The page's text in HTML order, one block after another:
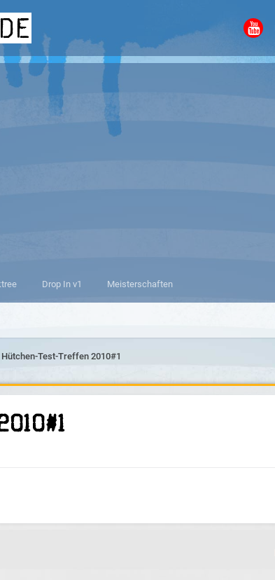
Drop In v1 Meisterschaften
Hütchen-Test-Treffen 2010#1